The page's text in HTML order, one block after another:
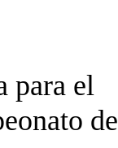
para el
de